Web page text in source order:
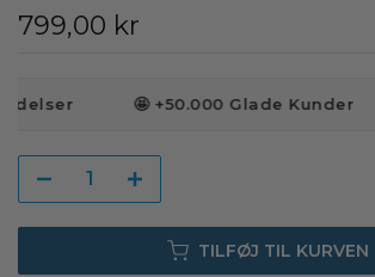
799,00 kr
🤩 +50.000 Glade Kunder
TILFØJ TIL KURVEN